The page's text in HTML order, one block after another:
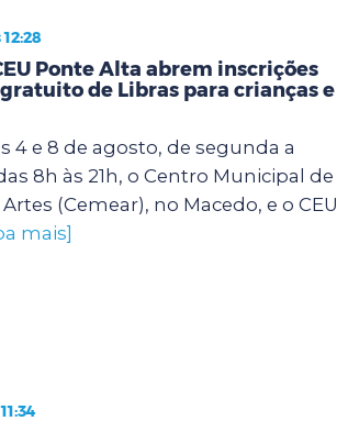
Ponte Alta abrem inscrições
de Libras para crianças e
4 e 8 de agosto, de segunda a
8h às 21h, o Centro Municipal de
(Cemear), no Macedo, e o CEU
mais]